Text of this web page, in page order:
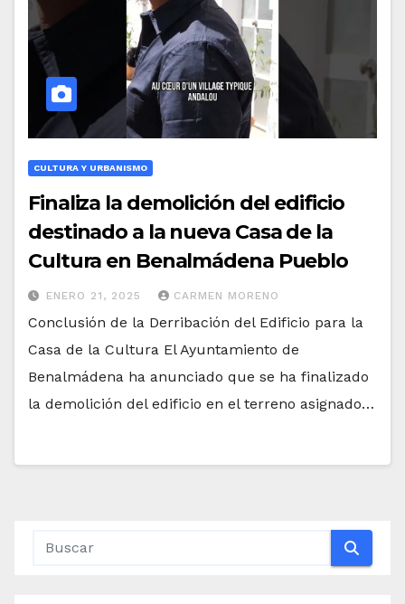
CULTURA Y URBANISMO
Finaliza la demolición del edificio
destinado a la nueva Casa de la
Cultura en Benalmádena Pueblo
ENERO 21, 2025 CARMEN MORENO
Conclusión de la Derribación del Edificio para la
Casa de la Cultura El Ayuntamiento de
Benalmádena ha anunciado que se ha finalizado
la demolición del edificio en el terreno asignado…